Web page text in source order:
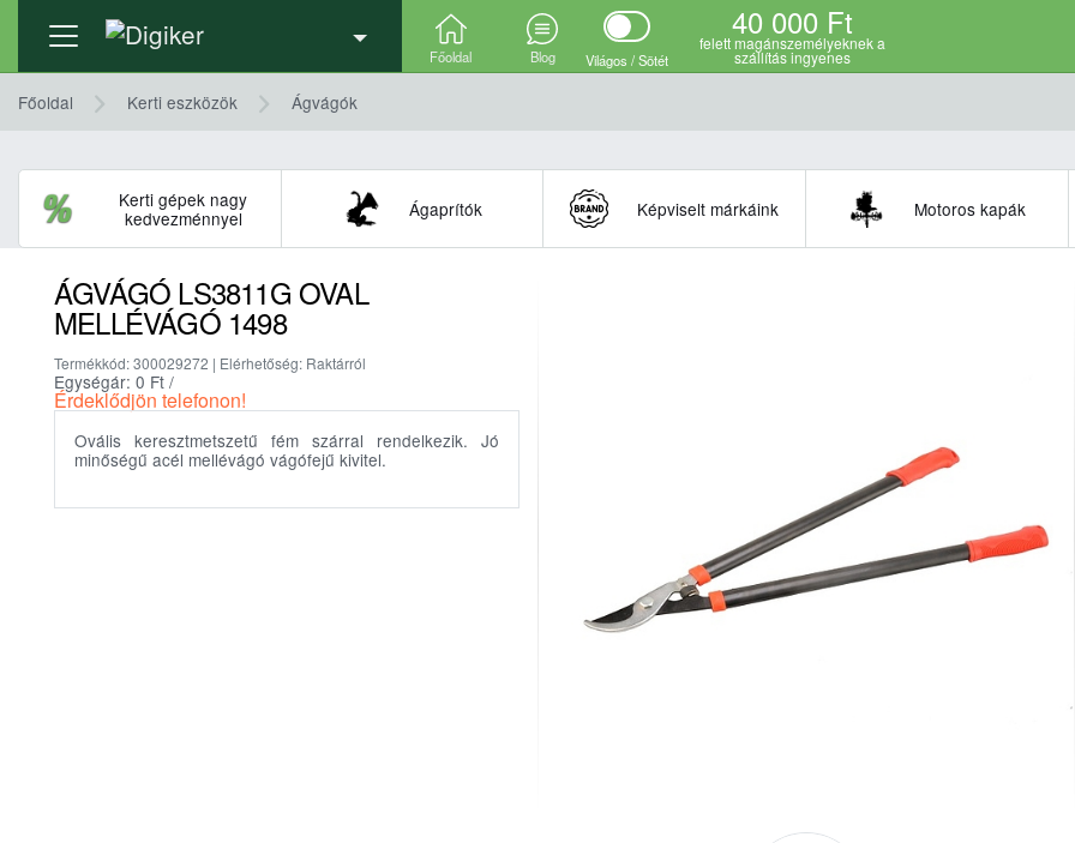
Főoldal Blog Világos / Sötét
40 000 Ft
felett magánszemélyeknek a
szállítás ingyenes
Főoldal Kerti eszközök Ágvágók
Kerti gépek nagy
kedvezménnyel
Ágaprítók Képviselt márkáink Motoros kapák
ÁGVÁGÓ LS3811G OVAL
MELLÉVÁGÓ 1498
Termékkód: 300029272 | Elérhetőség: Raktárról
Egységár: 0 Ft /
Érdeklődjön telefonon!
Ovális keresztmetszetű fém szárral rendelkezik. Jó
minőségű acél mellévágó vágófejű kivitel.
Termék adatlap Részletek, technikai adatok